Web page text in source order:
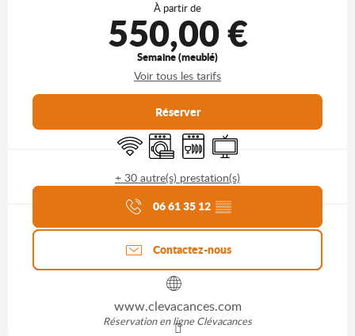
À partir de
550,00 €
Semaine (meublé)
Voir tous les tarifs
Réserver
WiFi Lave lingeLave vaisselle
Télévision
+ 30 autre(s) prestation(s)
Agenda du moment
06 61 35 12 ▒▒
Contactez-nous
www.clevacances.com
Réservation en ligne Clévacances